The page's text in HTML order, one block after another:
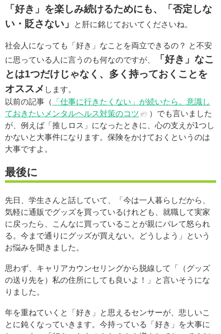
「好き」を楽しみ続けるためにも、「否定しな
い・貶さない」
と肝に銘じておいてくださいね。
社会人になっても「好き」なことを両立できるの？ と不安
に思っている人に言うのも何なのですが、
「好き」なこ
とは1つだけじゃなく、多く持っておくことを
オススメ します。
以前の記事（
「仕事に行きたくない」が続いたら。意識し
ておきたいメンタルヘルス対策のコツ
）でも言いました
が、例えば「推しロス」になったときに、心の支えが1つし
かないと大事件になります。保険をかけておくというのは
大事ですよ。
最後に
先日、学生さんと話していて、「今は一人暮らしだから、
気軽に通販でグッズを買っているけれども、就職して実家
に戻ったら、こんなに買っていることが親にバレて怒られ
る。今まで通りにグッズが買えない。どうしよう」という
お悩みを聞きました。
思わず、キャリアカウンセリングから脱線して「（グッズ
の送り先を）私の住所にしても良いよ！」と言いそうにな
りました。
年を重ねていくと「好き」と思えるセンサーが、悲しいこ
とに鈍くなっていきます。今持っている「好き」を大事に